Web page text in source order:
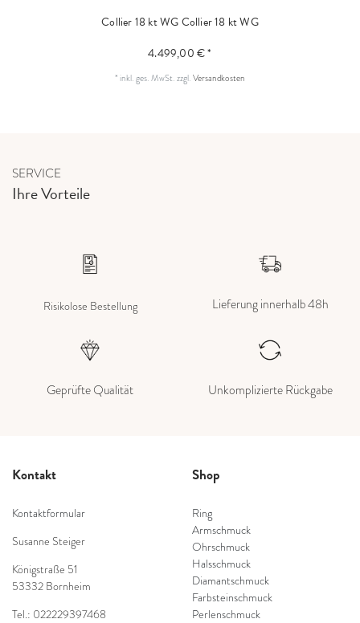
Collier 18 kt WGCollier 18 kt WG
4.499,00 € *
* inkl. ges. MwSt.zzgl.Versandkosten
SERVICE
Ihre Vorteile
Risikolose Bestellung Lieferung innerhalb 48h
Geprüfte Qualität Unkomplizierte Rückgabe
Kontakt
Kontaktformular
Susanne Steiger
Königstraße 51
53332 Bornheim
Tel.: 022229397468
Shop
Ring
Armschmuck
Ohrschmuck
Halsschmuck
Diamantschmuck
Farbsteinschmuck
Perlenschmuck